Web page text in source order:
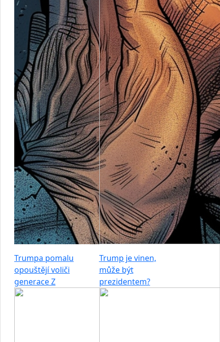
Trumpa pomalu
opouštějí voliči
generace Z
Trump je vinen,
může být
prezidentem?